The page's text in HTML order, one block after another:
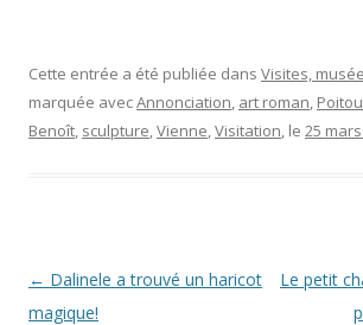
Cette entrée a été publiée dans Visites,
marquée avecAnnonciation, art roman,
Benoît, sculpture,Vienne,Visitation, le 25
Navigation
des
← Dalinele a trouvé un haricot
magique!
Le petit